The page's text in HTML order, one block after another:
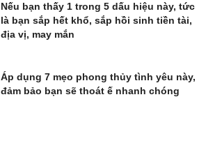
Nếu bạn thấy 1 trong 5 dấu hiệu này, tức
là bạn sắp hết khổ, sắp hồi sinh tiền tài,
địa vị, may mắn
Áp dụng 7 mẹo phong thủy tình yêu này,
đảm bảo bạn sẽ thoát ế nhanh chóng